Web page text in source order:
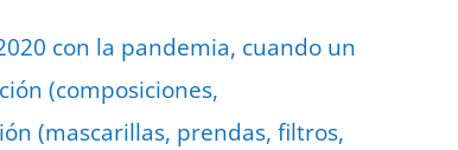
con la pandemia, cuando un
(composiciones,
(mascarillas, prendas, filtros,